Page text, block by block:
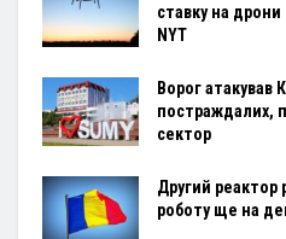
ставку на
NYT
Ворог
постраждалих,
сектор
Другий реактор
роботу ще на